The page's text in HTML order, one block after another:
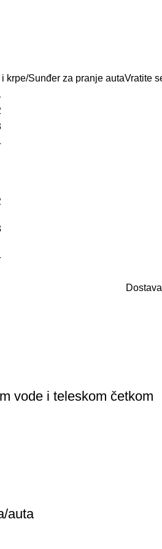
krpe Sunđer za pranje autaVratite
vode i teleskom četkom
auta